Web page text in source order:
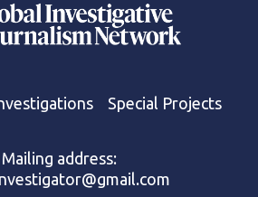
Special Projects
Mailing address: